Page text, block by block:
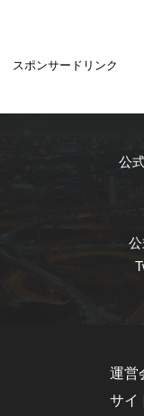
スポンサードリンク
公
運営
サイ